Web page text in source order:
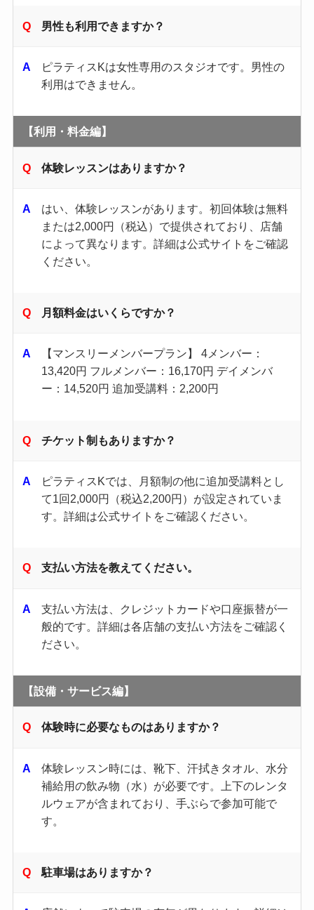
男性も利用できますか？
ピラティスKは女性専用のスタジオです。​男性の
利用はできません。​
【利用・料金編】
体験レッスンはありますか？
はい、体験レッスンがあります。​初回体験は無料
または2,000円（税込）で提供されており、店舗
によって異なります。​詳細は公式サイトをご確認
ください。 ​
月額料金はいくらですか？
【マンスリーメンバープラン】 4メンバー：
13,420円 フルメンバー：16,170円 デイメンバ
ー：14,520円 追加受講料：2,200円
チケット制もありますか？
ピラティスKでは、月額制の他に追加受講料とし
て1回2,000円（税込2,200円）が設定されていま
す。​詳細は公式サイトをご確認ください。 ​
支払い方法を教えてください。
支払い方法は、クレジットカードや口座振替が一
般的です。​詳細は各店舗の支払い方法をご確認く
ださい。​
【設備・サービス編】
体験時に必要なものはありますか？
体験レッスン時には、靴下、汗拭きタオル、水分
補給用の飲み物（水）が必要です。​上下のレンタ
ルウェアが含まれており、手ぶらで参加可能で
す。 ​
駐車場はありますか？